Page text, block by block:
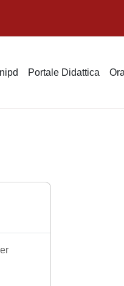
Portale Didattica